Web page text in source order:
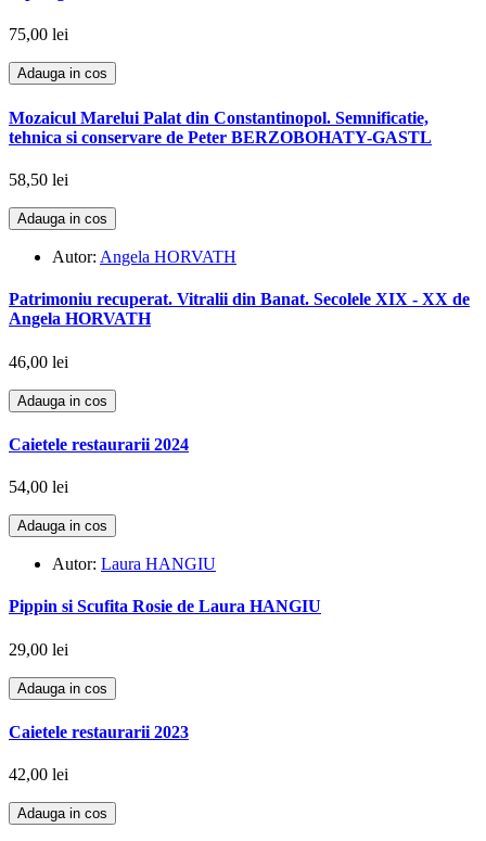
75,00 lei
Adauga in cos
Mozaicul Marelui Palat din Constantinopol. Semnificatie,
tehnica si conservare de Peter BERZOBOHATY-GASTL
58,50 lei
Adauga in cos
Autor: Angela HORVATH
Patrimoniu recuperat. Vitralii din Banat. Secolele XIX - XX de
Angela HORVATH
46,00 lei
Adauga in cos
Caietele restaurarii 2024
54,00 lei
Adauga in cos
Autor: Laura HANGIU
Pippin si Scufita Rosie de Laura HANGIU
29,00 lei
Adauga in cos
Caietele restaurarii 2023
42,00 lei
Adauga in cos